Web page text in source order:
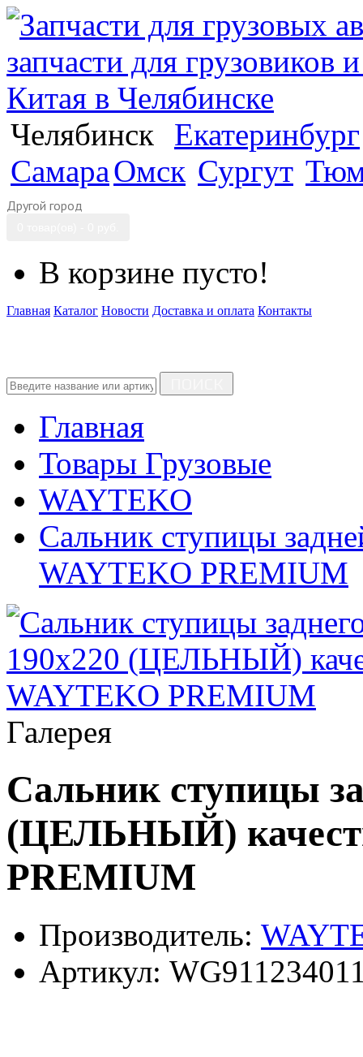
Челябинск
Екатеринбург
СамараОмск Сургут
Другой город
В корзине пусто!
Главная Каталог Новости Доставка и оплата Контакты
Главная
Товары Грузовые
WAYTEKO
Сальник ступицы
WAYTEKO PREMIUM
Галерея
Сальник ступицы
(ЦЕЛЬНЫЙ)
PREMIUM
Производитель:
Артикул: